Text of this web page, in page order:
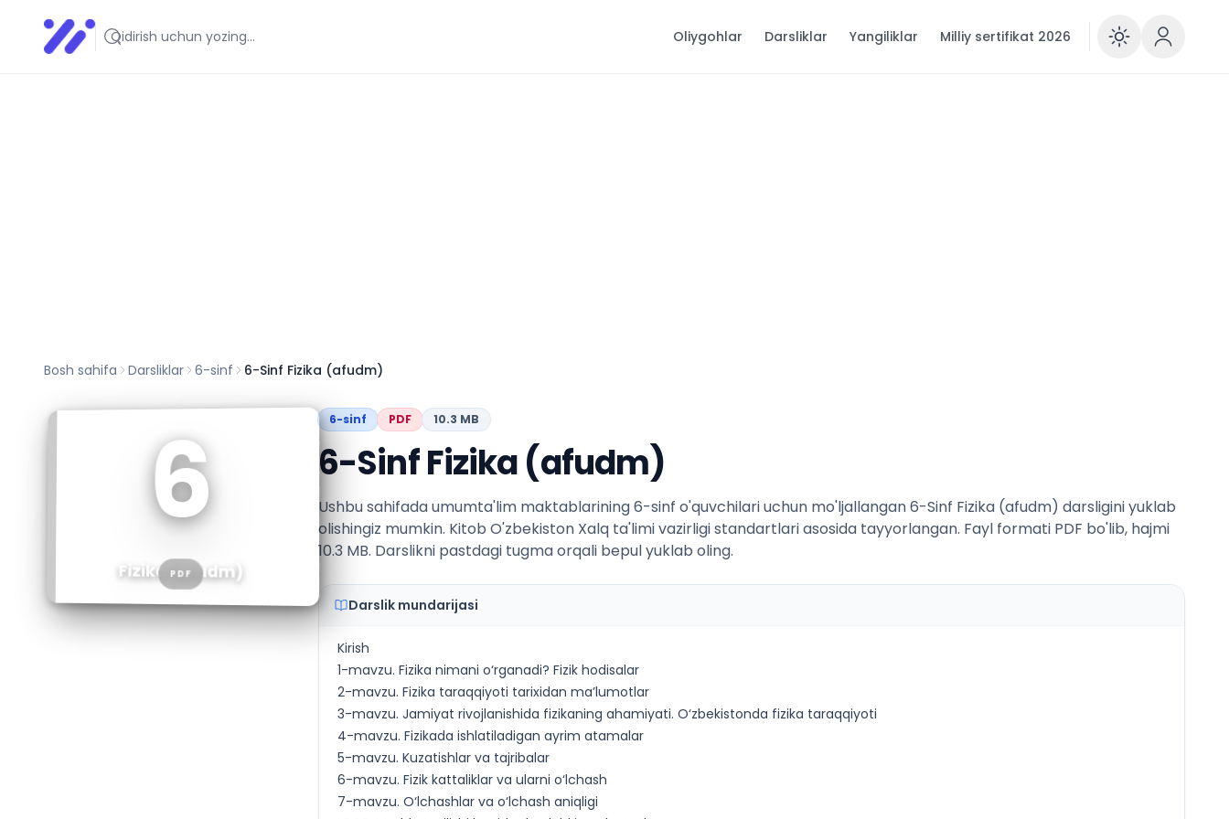
Infoedu
Ta&#039;lim xabarlari va yangiliklari Oliygohlar Darsliklar Yangiliklar Milliy sertifikat 2026
Bosh sahifa Darsliklar 6-sinf 6-Sinf Fizika (afudm)
6
Fizika (afudm)
PDF
6-sinf PDF 10.3 MB
6-Sinf Fizika (afudm)
Ushbu sahifada umumta'lim maktablarining 6-sinf o'quvchilari uchun mo'ljallangan 6-Sinf Fizika (afudm) darsligini yuklab
olishingiz mumkin. Kitob O'zbekiston Xalq ta'limi vazirligi standartlari asosida tayyorlangan. Fayl formati PDF bo'lib, hajmi
10.3 MB. Darslikni pastdagi tugma orqali bepul yuklab oling.
Darslik mundarijasi
Kirish
1-mavzu. Fizika nimani o‘rganadi? Fizik hodisalar
2-mavzu. Fizika taraqqiyoti tarixidan ma’lumotlar
3-mavzu. Jamiyat rivojlanishida fizikaning ahamiyati. O‘zbekistonda fizika taraqqiyoti
4-mavzu. Fizikada ishlatiladigan ayrim atamalar
5-mavzu. Kuzatishlar va tajribalar
6-mavzu. Fizik kattaliklar va ularni o‘lchash
7-mavzu. O‘lchashlar va o‘lchash aniqligi